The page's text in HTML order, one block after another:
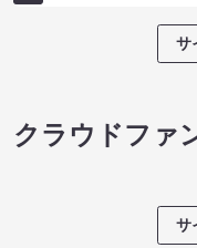
サ
クラウドファ
サ